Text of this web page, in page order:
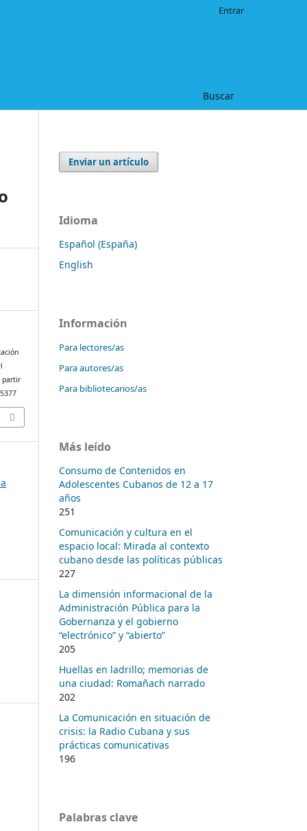
Buscar
Entrar
partir
Enviar un artículo
Idioma
Español (España)
English
Información
Para lectores/as
Para autores/as
Para bibliotecarios/as
Más leído
Consumo de Contenidos en
Adolescentes Cubanos de 12 a 17
años
251
Comunicación y cultura en el
espacio local: Mirada al contexto
cubano desde las políticas públicas
227
La dimensión informacional de la
Administración Pública para la
Gobernanza y el gobierno
“electrónico” y “abierto”
205
Huellas en ladrillo; memorias de
una ciudad: Romañach narrado
202
La Comunicación en situación de
crisis: la Radio Cubana y sus
prácticas comunicativas
196
Palabras clave